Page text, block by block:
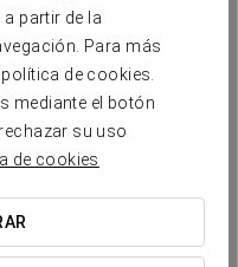
partir de la
Para más
de cookies.
mediante el botón
su uso
de cookies
adaptarse a tu